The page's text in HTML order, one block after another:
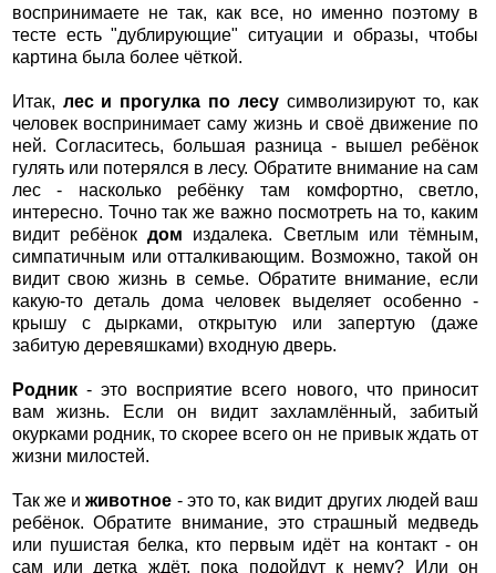
воспринимаете не так, как все, но именно поэтому в
тесте есть "дублирующие" ситуации и образы, чтобы
картина была более чёткой.
Итак, лес и прогулка по лесусимволизируют то, как
человек воспринимает саму жизнь и своё движение по
ней. Согласитесь, большая разница - вышел ребёнок
гулять или потерялся в лесу. Обратите внимание на сам
лес - насколько ребёнку там комфортно, светло,
интересно. Точно так же важно посмотреть на то, каким
видит ребёнокдом издалека. Светлым или тёмным,
симпатичным или отталкивающим. Возможно, такой он
видит свою жизнь в семье. Обратите внимание, если
какую-то деталь дома человек выделяет особенно -
крышу с дырками, открытую или запертую (даже
забитую деревяшками) входную дверь.
Родник- это восприятие всего нового, что приносит
вам жизнь. Если он видит захламлённый, забитый
окурками родник, то скорее всего он не привык ждать от
жизни милостей.
Так же иживотное - это то, как видит других людей ваш
ребёнок. Обратите внимание, это страшный медведь
или пушистая белка, кто первым идёт на контакт - он
сам или детка ждёт, пока подойдут к нему? Или он